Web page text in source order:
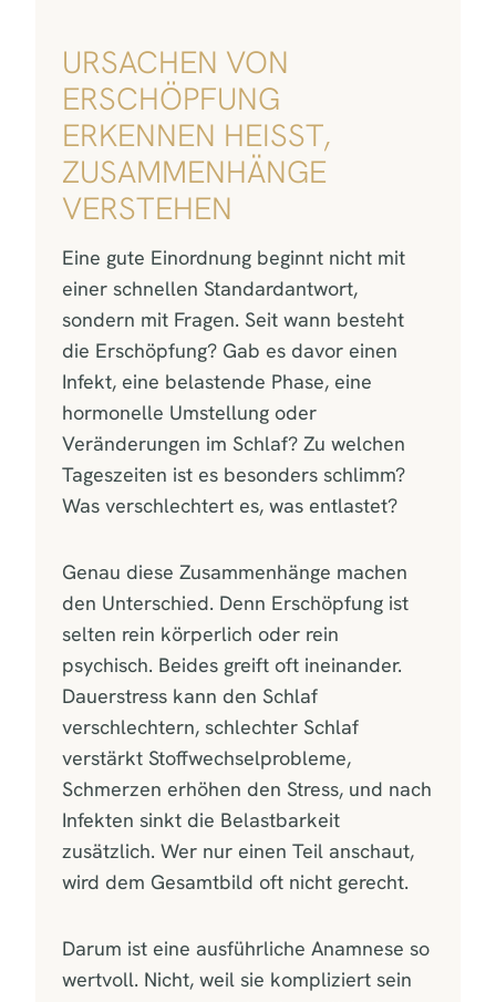
URSACHEN VON
ERSCHÖPFUNG
ERKENNEN HEISST, Z
USAMMENHÄNGE V
ERSTEHEN
Eine gute Einordnung beginnt nicht mit
einer schnellen Standardantwort,
sondern mit Fragen. Seit wann besteht
die Erschöpfung? Gab es davor einen
Infekt, eine belastende Phase, eine
hormonelle Umstellung oder
Veränderungen im Schlaf? Zu welchen
Tageszeiten ist es besonders schlimm?
Was verschlechtert es, was entlastet?
Genau diese Zusammenhänge machen
den Unterschied. Denn Erschöpfung ist
selten rein körperlich oder rein
psychisch. Beides greift oft ineinander.
Dauerstress kann den Schlaf
verschlechtern, schlechter Schlaf
verstärkt Stoffwechselprobleme,
Schmerzen erhöhen den Stress, und nach
Infekten sinkt die Belastbarkeit
zusätzlich. Wer nur einen Teil anschaut,
wird dem Gesamtbild oft nicht gerecht.
Darum ist eine ausführliche Anamnese so
wertvoll. Nicht, weil sie kompliziert sein